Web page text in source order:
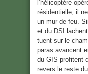
l’hélicoptère
résidentielle, il
un mur de feu.
et du DSI
tuent sur le
paras avancent
du GIS profitent
revers le reste